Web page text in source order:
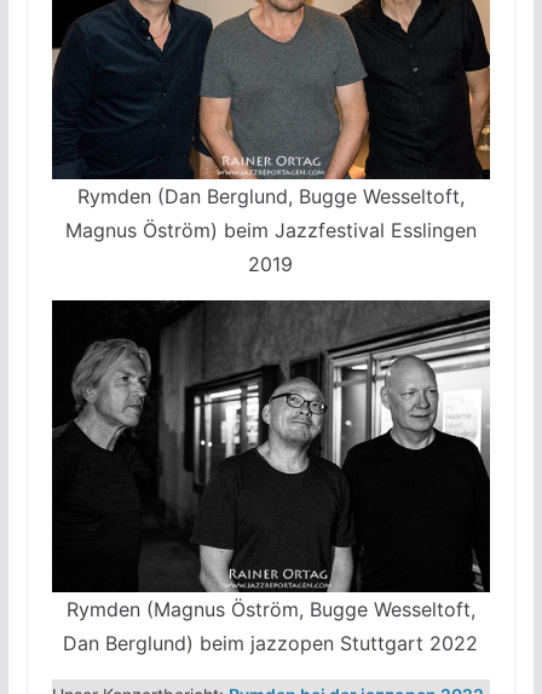
Rymden (Dan Berglund, Bugge Wesseltoft,
Magnus Öström) beim Jazzfestival Esslingen
2019
Rymden (Magnus Öström, Bugge Wesseltoft,
Dan Berglund) beim jazzopen Stuttgart 2022